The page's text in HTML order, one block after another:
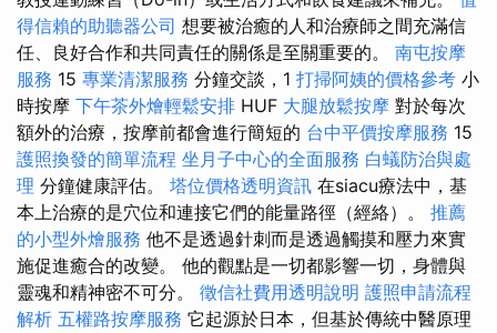
得信賴的助聽器公司 想要被治癒的人和治療師之間充滿信
任、良好合作和共同責任的關係是至關重要的。 南屯按摩
服務 15 專業清潔服務 分鐘交談，1 打掃阿姨的價格參考 小
時按摩 下午茶外燴輕鬆安排 HUF 大腿放鬆按摩 對於每次
額外的治療，按摩前都會進行簡短的 台中平價按摩服務 15
護照換發的簡單流程 坐月子中心的全面服務 白蟻防治與處
理 分鐘健康評估。 塔位價格透明資訊 在siacu療法中，基
本上治療的是穴位和連接它們的能量路徑（經絡）。 推薦
的小型外燴服務 他不是透過針刺而是透過觸摸和壓力來實
施促進癒合的改變。 他的觀點是一切都影響一切，身體與
靈魂和精神密不可分。 徵信社費用透明說明 護照申請流程
解析 五權路按摩服務 它起源於日本，但基於傳統中醫原理